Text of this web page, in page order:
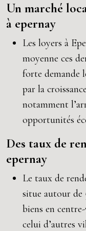
Un marché
à epernay
Les loyers à
moyenne ces
forte demande
par la
notamment
opportunités
Des taux de
epernay
Le taux de
situe autour de
biens en
celui d’autres